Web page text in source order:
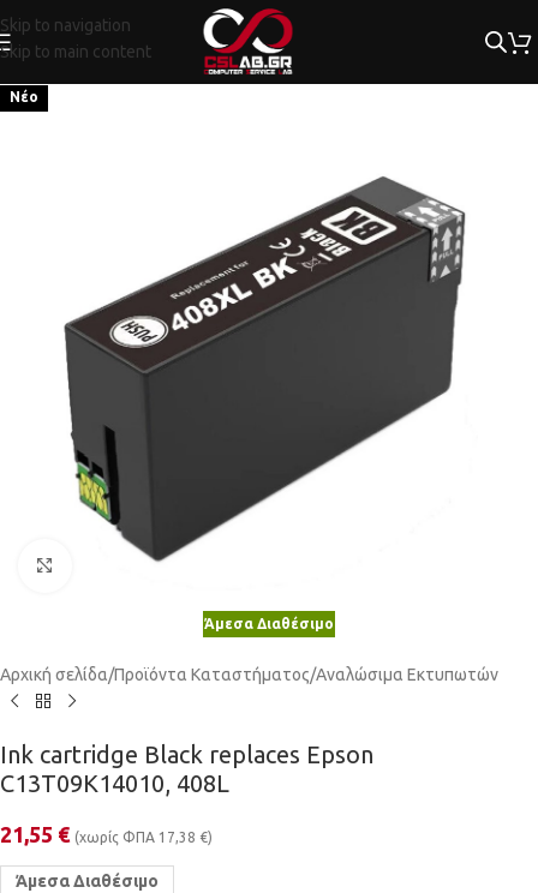
Skip to navigation
Skip to main content
Νέο
Κλικ για μεγέθυνση
Άμεσα Διαθέσιμο
Αρχική σελίδα/Προϊόντα Καταστήματος/Αναλώσιμα Εκτυπωτών
Ink cartridge Black replaces Epson
C13T09K14010, 408L
21,55 € (χωρίς ΦΠΑ 17,38 €)
Άμεσα Διαθέσιμο